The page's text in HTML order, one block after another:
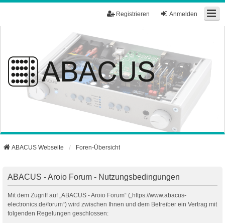
Anmelden
Registrieren
ABACUS Webseite Foren-Übersicht
ABACUS - Aroio Forum - Nutzungsbedingungen
Mit dem Zugriff auf „ABACUS - Aroio Forum“ („https://www.abacus-
electronics.de/forum“) wird zwischen Ihnen und dem Betreiber ein Vertrag mit
folgenden Regelungen geschlossen: